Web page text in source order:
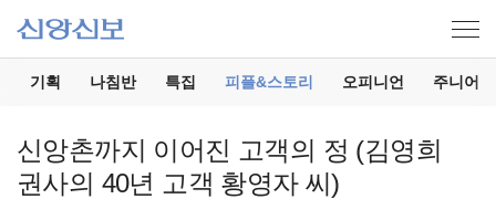
기획 나침반 특집 피플&스토리 오피니언 주니어
신앙촌까지 이어진 고객의 정 (김영희
권사의 40년 고객 황영자 씨)